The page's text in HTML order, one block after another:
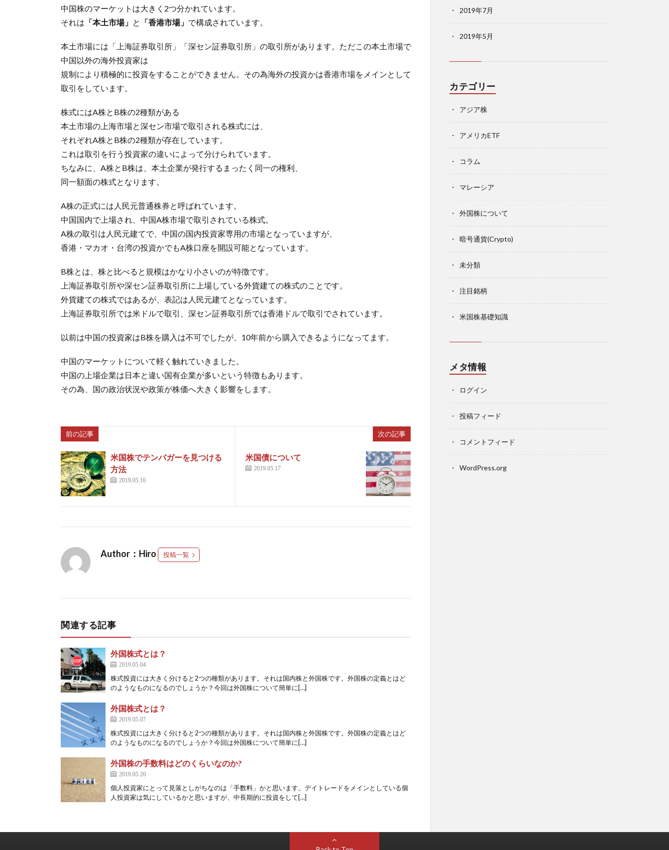
中国株のマーケットは大きく2つ分かれています。
それは 「本土市場」 と 「香港市場」 で構成されています。
本土市場には「上海証券取引所」「深セン証券取引所」の取引所があります。ただこの本土市場で
中国以外の海外投資家は
規制により積極的に投資をすることができません。その為海外の投資かは香港市場をメインとして
取引をしています。
株式にはA株とB株の2種類がある
本土市場の上海市場と深セン市場で取引される株式には、
それぞれA株とB株の2種類が存在しています。
これは取引を行う投資家の違いによって分けられています。
ちなみに、A株とB株は、本土企業が発行するまったく同一の権利、
同一額面の株式となります。
A株の正式には人民元普通株券と呼ばれています。
中国国内で上場され、中国A株市場で取引されている株式。
A株の取引は人民元建てで、中国の国内投資家専用の市場となっていますが、
香港・マカオ・台湾の投資かでもA株口座を開設可能となっています。
B株とは、株と比べると規模はかなり小さいのが特徴です。
上海証券取引所や深セン証券取引所に上場している外貨建ての株式のことです。
外貨建ての株式ではあるが、表記は人民元建てとなっています。
上海証券取引所では米ドルで取引、深セン証券取引所では香港ドルで取引でされています。
以前は中国の投資家はB株を購入は不可でしたが、10年前から購入できるようになってます。
中国のマーケットについて軽く触れていきました。
中国の上場企業は日本と違い国有企業が多いという特徴もあります。
その為、国の政治状況や政策が株価へ大きく影響をします。
前の記事
米国株でテンバガーを見つける
方法
2019.05.16
次の記事
米国債について
2019.05.17
Author：Hiro 投稿一覧
関連する記事
外国株式とは？
2019.05.04
株式投資には大きく分けると2つの種類があります。それは国内株と外国株です。外国株の定義とはど
のようなものになるのでしょうか？今回は外国株について簡単に[…]
外国株式とは？
2019.05.07
株式投資には大きく分けると2つの種類があります。それは国内株と外国株です。外国株の定義とはど
のようなものになるのでしょうか？今回は外国株について簡単に[…]
外国株の手数料はどのくらいなのか?
2019.05.20
個人投資家にとって見落としがちなのは「手数料」かと思います。デイトレードをメインとしている個
人投資家は気にしているかと思いますが、中長期的に投資をして[…]
2019年7月
2019年5月
カテゴリー
アジア株
アメリカETF
コラム
マレーシア
外国株について
暗号通貨(Crypto)
未分類
注目銘柄
米国株基礎知識
メタ情報
ログイン
投稿フィード
コメントフィード
WordPress.org